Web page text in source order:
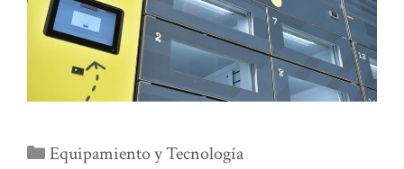
Categorías
Equipamiento y Tecnología